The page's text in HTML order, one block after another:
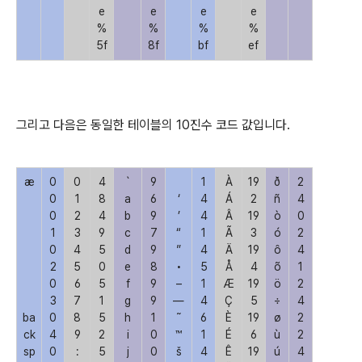
e
%
5f
e
%
8f
e
%
bf
e
%
ef
그리고 다음은 동일한 테이블의 10진수 코드 값입니다.
æ
ba
ck
sp
0
0
0
1
0
2
0
3
0
4
0
0
1
2
3
4
5
6
7
8
9
:
4
8
4
9
5
0
5
1
5
2
5
`
a
b
c
d
e
f
g
h
i
j
9
6
9
7
9
8
9
9
1
0
0
‘
’
“
”
•
–
—
˜
™
š
1
4
4
1
4
5
1
4
6
1
4
À
Á
Â
Ã
Ä
Å
Æ
Ç
È
É
Ê
19
2
19
3
19
4
19
5
19
6
19
ð
ñ
ò
ó
ô
õ
ö
÷
ø
ù
ú
2
4
0
2
4
1
2
4
2
2
4